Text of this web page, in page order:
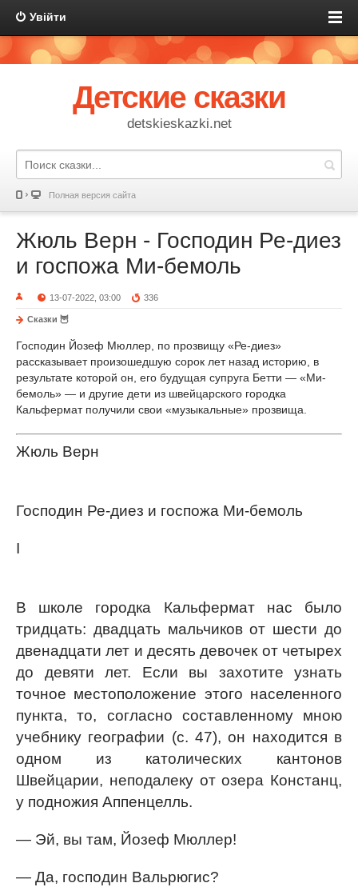
Увійти
Детские сказки
detskieskazki.net
Полная версия сайта
Жюль Верн - Господин Ре-диез
и госпожа Ми-бемоль
13-07-2022, 03:00 336
Сказки 🦉
Господин Йозеф Мюллер, по прозвищу «Ре-диез»
рассказывает произошедшую сорок лет назад историю, в
результате которой он, его будущая супруга Бетти — «Ми-
бемоль» — и другие дети из швейцарского городка
Кальфермат получили свои «музыкальные» прозвища.
Жюль Верн
Господин Ре-диез и госпожа Ми-бемоль
I
В школе городка Кальфермат нас было
тридцать: двадцать мальчиков от шести до
двенадцати лет и десять девочек от четырех
до девяти лет. Если вы захотите узнать
точное местоположение этого населенного
пункта, то, согласно составленному мною
учебнику географии (с. 47), он находится в
одном из католических кантонов
Швейцарии, неподалеку от озера Констанц,
у подножия Аппенцелль.
— Эй, вы там, Йозеф Мюллер!
— Да, господин Вальрюгис?